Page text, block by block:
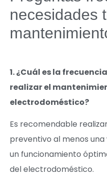
necesidades
1. ¿Cuál es la
realizar el
electrodoméstico?
Es recomendable
preventivo al menos
un funcionamiento
del electrodoméstico.